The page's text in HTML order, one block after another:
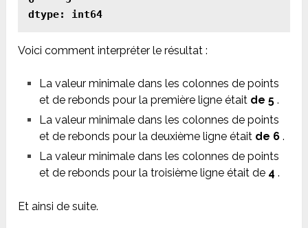
Voici comment interpréter le résultat :
La valeur minimale dans les colonnes de points
et de rebonds pour la première ligne était de 5.
La valeur minimale dans les colonnes de points
et de rebonds pour la deuxième ligne était de 6.
La valeur minimale dans les colonnes de points
et de rebonds pour la troisième ligne était de 4 .
Et ainsi de suite.